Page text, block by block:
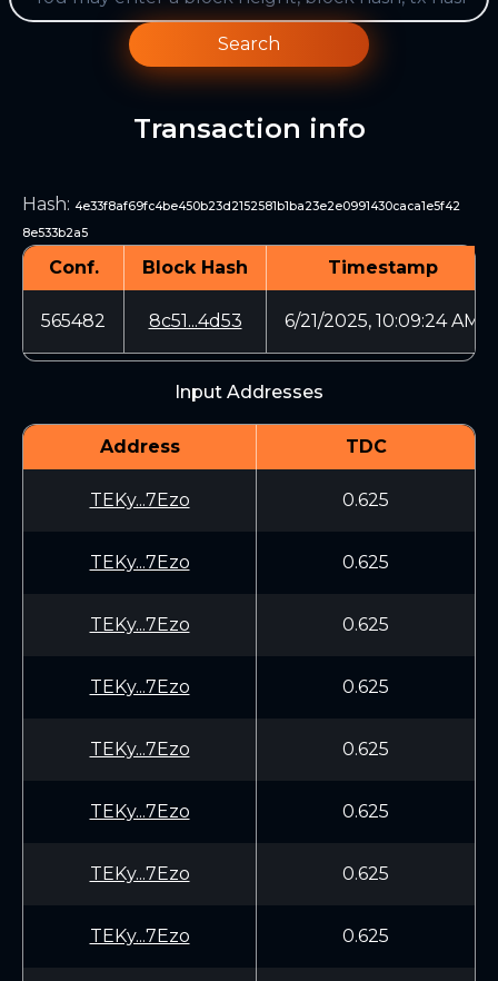
Search
Transaction info
Hash: 4e33f8af69fc4be450b23d2152581b1ba23e2e0991430caca1e5f42
8e533b2a5
Conf. Block Hash Timestamp
565482 8c51...4d53 6/21/2025, 10:09:24 AM
Input Addresses
Address TDC
TEKy...7Ezo 0.625
TEKy...7Ezo 0.625
TEKy...7Ezo 0.625
TEKy...7Ezo 0.625
TEKy...7Ezo 0.625
TEKy...7Ezo 0.625
TEKy...7Ezo 0.625
TEKy...7Ezo 0.625